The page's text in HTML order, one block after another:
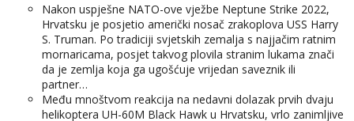
Nakon uspješne NATO-ove vježbe Neptune Strike 2022,
Hrvatsku je posjetio američki nosač zrakoplova USS Harry
S. Truman. Po tradiciji svjetskih zemalja s najjačim ratnim
mornaricama, posjet takvog plovila stranim lukama znači
da je zemlja koja ga ugošćuje vrijedan saveznik ili
partner…
Među mnoštvom reakcija na nedavni dolazak prvih dvaju
helikoptera UH-60M Black Hawk u Hrvatsku, vrlo zanimljive